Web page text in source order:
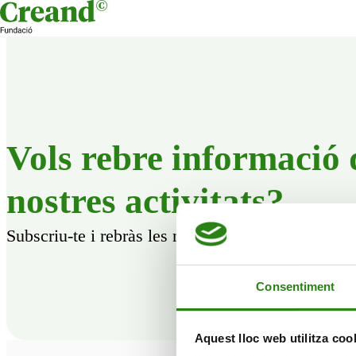
Consentiment
Aquest lloc web utilitza
Skip to content
Vols rebre informació
nostres activitats?
Subscriu-te i rebràs les novetats que anem